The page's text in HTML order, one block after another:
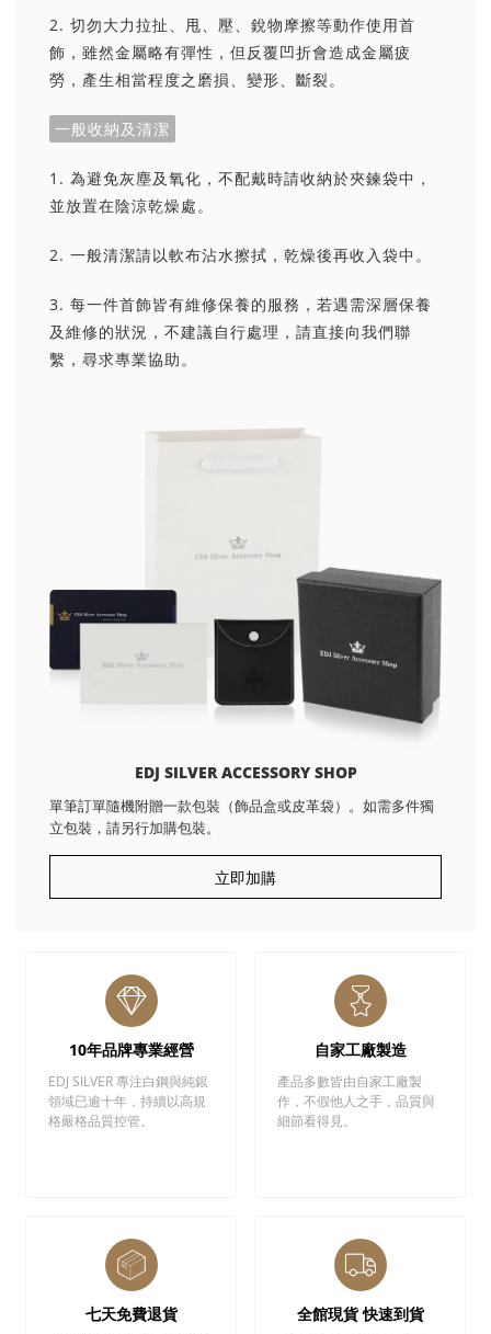
2. 切勿大力拉扯、甩、壓、銳物摩擦等動作使用首
飾，雖然金屬略有彈性，但反覆凹折會造成金屬疲
勞，產生相當程度之磨損、變形、斷裂。
一般收納及清潔
1. 為避免灰塵及氧化，不配戴時請收納於夾鍊袋中，
並放置在陰涼乾燥處。
2. 一般清潔請以軟布沾水擦拭，乾燥後再收入袋中。
3. 每一件首飾皆有維修保養的服務，若遇需深層保養
及維修的狀況，不建議自行處理，請直接向我們聯
繫，尋求專業協助。
EDJ SILVER ACCESSORY SHOP
單筆訂單隨機附贈一款包裝（飾品盒或皮革袋）。如需多件獨
立包裝，請另行加購包裝。
立即加購
10年品牌專業經營
EDJ SILVER 專注白鋼與純銀
領域已逾十年，持續以高規
格嚴格品質控管。
自家工廠製造
產品多數皆由自家工廠製
作，不假他人之手，品質與
細節看得見。
七天免費退貨 全館現貨 快速到貨